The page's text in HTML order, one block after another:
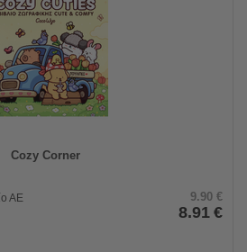
Cozy Corner
ΑΕ
9.90 €
8.91 €